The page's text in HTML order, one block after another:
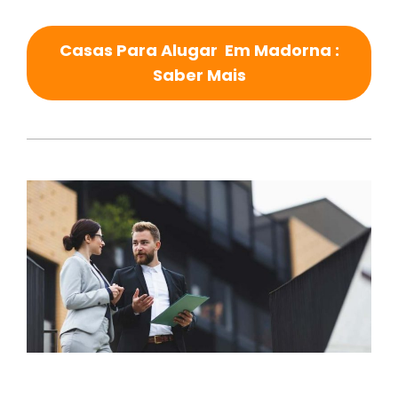
Casas Para Alugar Em Madorna :
Saber Mais